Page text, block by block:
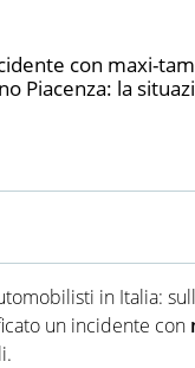
con maxi-
Piacenza: la
e locale.
in Italia:
un incidente con